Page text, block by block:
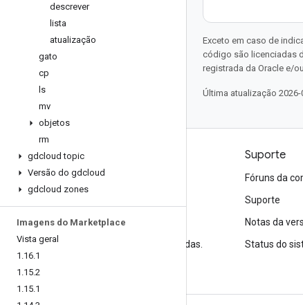
descrever
lista
atualização
gato
cp
ls
mv
objetos
rm
gdcloud topic
Versão do gdcloud
gdcloud zones
Imagens do Marketplace
Vista geral
1 .16.1
1 .15.2
1 .15.1
Exceto em caso de
código são licenciadas
registrada da Oracle e/
Última atualização 2026-
Produtos e preços
Veja todos os produtos
Google Cloud Marketplace
Entre em contato com a equipe de vendas.
Suporte
Fóruns da
Suporte
Notas da
Status do